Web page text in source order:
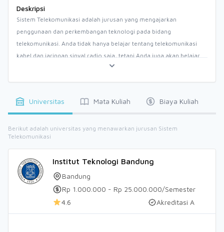
Deskripsi
Sistem Telekomunikasi adalah jurusan yang mengajarkan
penggunaan dan perkembangan teknologi pada bidang
telekomunikasi. Anda tidak hanya belajar tentang telekomunikasi
kabel dan jaringan sinyal radio saja, tetapi Anda juga akan belajar
teknologi wireless atau tanpa kabel seperti sistem komunikasi
Universitas Mata Kuliah Biaya Kuliah
Berikut adalah universitas yang menawarkan jurusan Sistem
Telekomunikasi
Institut Teknologi Bandung
Bandung
Rp 1.000.000 - Rp 25.000.000/Semester
4.6
Akreditasi A